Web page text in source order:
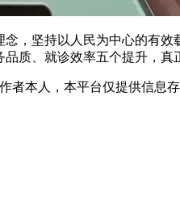
，坚持以人民为中心的有
质、就诊效率五个提升，
者本人，本平台仅提供信息